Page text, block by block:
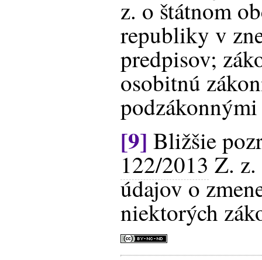
z. o štátnom
republiky v
predpisov;
osobitnú
[9] Bližšie
122/2013 Z. z.
údajov o
niektorých